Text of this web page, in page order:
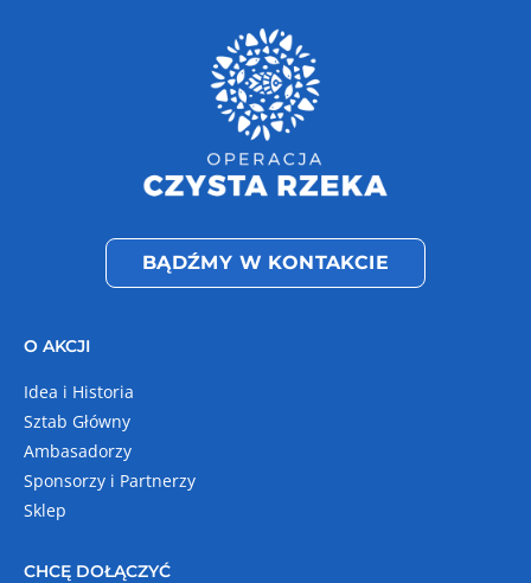
BĄDŹMY W KONTAKCIE
O AKCJI
Idea i Historia
Sztab Główny
Ambasadorzy
Sponsorzy i Partnerzy
Sklep
CHCĘ DOŁĄCZYĆ